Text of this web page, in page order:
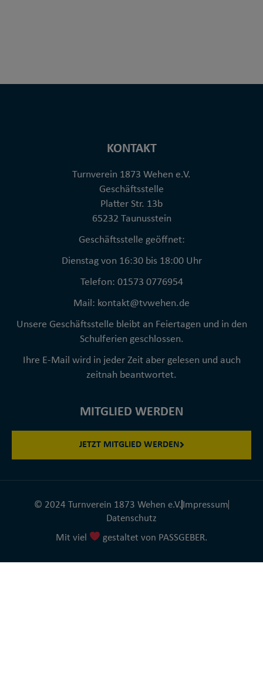
KONTAKT
Turnverein 1873 Wehen e.V.
Geschäftsstelle
Platter Str. 13b
65232 Taunusstein
Geschäftsstelle geöffnet:
Dienstag von 16:30 bis 18:00 Uhr
Telefon: 01573 0776954
Mail: kontakt@tvwehen.de
Unsere Geschäftsstelle bleibt an Feiertagen und in den
Schulferien geschlossen.
Ihre E-Mail wird in jeder Zeit aber gelesen und auch
zeitnah beantwortet.
MITGLIED WERDEN
JETZT MITGLIED WERDEN
© 2024 Turnverein 1873 Wehen e.V. Impressum
Datenschutz
Mit viel
gestaltet von PASSGEBER.